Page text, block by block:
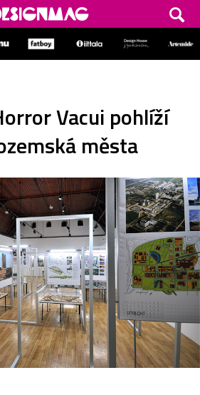
Vacui pohlíží
města